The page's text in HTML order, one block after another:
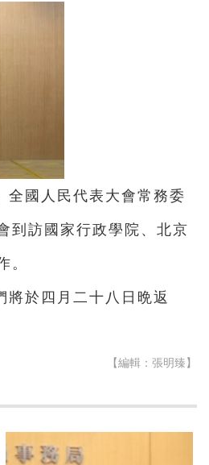
全國人民代表大會常務委
到訪國家行政學院、北京
。
將於四月二十八日晩返
【編輯：張明臻】